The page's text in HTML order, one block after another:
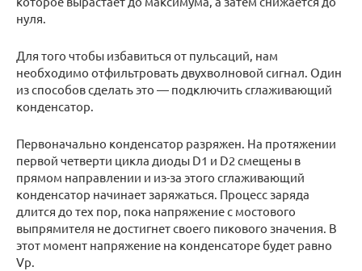
нуля.
Для того чтобы избавиться от пульсаций, нам
необходимо отфильтровать двухволновой сигнал. Один
из способов сделать это — подключить сглаживающий
конденсатор.
Первоначально конденсатор разряжен. На протяжении
первой четверти цикла диоды D1 и D2 смещены в
прямом направлении и из-за этого сглаживающий
конденсатор начинает заряжаться. Процесс заряда
длится до тех пор, пока напряжение с мостового
выпрямителя не достигнет своего пикового значения. В
этот момент напряжение на конденсаторе будет равно
Vp.